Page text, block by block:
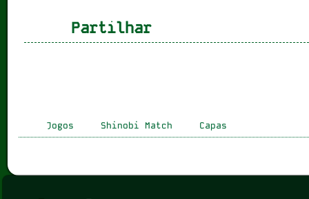
Partilhar
Jogos Shinobi Match Capas